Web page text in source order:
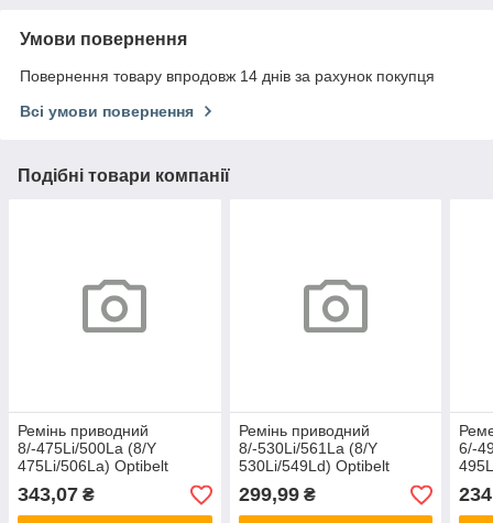
Умови повернення
Повернення товару впродовж 14 днів за рахунок покупця
Всі умови повернення
Подібні товари компанії
Ремінь приводний
8/-475Li/500La (8/Y
475Li/506La) Optibelt
343,07 ₴
Ремінь приводний
8/-530Li/561La (8/Y
530Li/549Ld) Optibelt
299,99₴
6/-